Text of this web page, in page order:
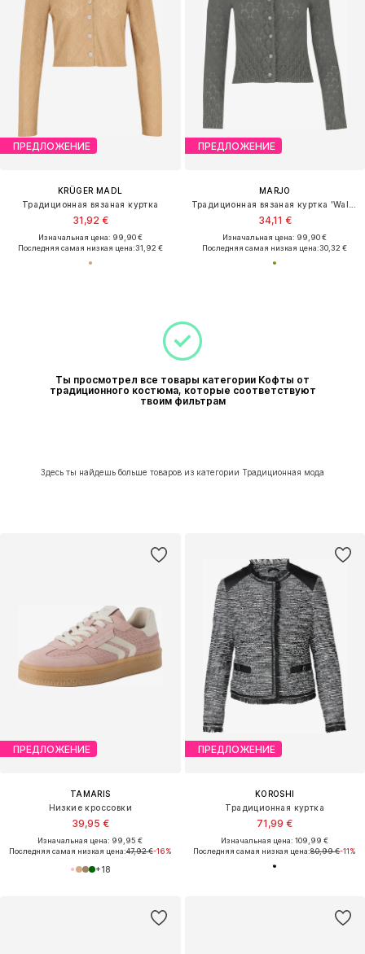
ПРЕДЛОЖЕНИЕ
KRÜGER MADL
Традиционная вязаная куртка
31,92 €
Изначальная цена: 99,90 €
Последняя самая низкая цена:31,92 €
ПРЕДЛОЖЕНИЕ
MARJO
34,11 €
Изначальная цена: 99,90 €
Последняя самая низкая цена:30,32 €
Ты просмотрел все товары категории Кофты от
традиционного костюма, которые соответствуют
твоим фильтрам
Здесь ты найдешь больше товаров из категории Традиционная мода
ПРЕДЛОЖЕНИЕ
TAMARIS
Низкие кроссовки
39,95 €
Изначальная цена: 99,95 €
Последняя самая низкая цена:47,92 €-16%
+18
ПРЕДЛОЖЕНИЕ
KOROSHI
Традиционная куртка
71,99 €
Изначальная цена: 109,99 €
Последняя самая низкая цена:80,99 €-11%